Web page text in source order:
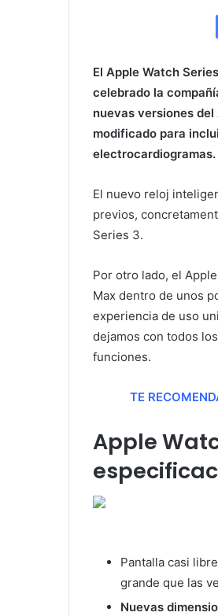
El Apple Watch
celebrado la
nuevas versiones
modificado para
electrocardiogramas.
El nuevo reloj
previos,
Series 3.
Por otro lado, el
Max dentro de unos
experiencia de uso
dejamos con todos
funciones.
TE
Apple
Pantalla casi
grande que las
Nuevas